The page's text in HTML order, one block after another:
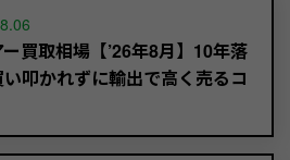
買取相場【’26年8月】10年落
い叩かれずに輸出で高く売るコ